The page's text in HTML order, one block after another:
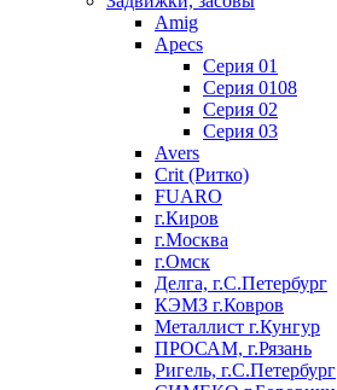
Amig
Apecs
Серия 01
Серия 0108
Серия 02
Серия 03
Avers
Crit (Ритко)
FUARO
г.Киров
г.Москва
г.Омск
Делга, г.С.Петербург
КЭМЗ г.Ковров
Металлист г.Кунгур
ПРОСАМ, г.Рязань
Ригель, г.С.Петербург